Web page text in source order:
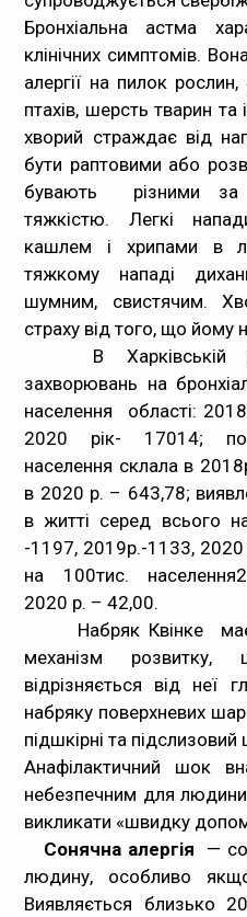
Бронхіальна астма
клінічних симптомів.
алергії на пилок
птахів, шерсть тварин та
хворий страждає від
бути раптовими або
бувають різними за
тяжкістю. Легкі
кашлем і хрипами в
тяжкому нападі
шумним, свистячим.
страху від того, що йому
В Харківській
захворювань на
населення області:
2020 рік- 17014;
населення склала в
в 2020 р. – 643,78;
в житті серед всього
-1197, 2019р.-1133, 2020
на 100тис.
2020 р. – 42,00.
Набряк Квінке
механізм
відрізняється від неї
набряку поверхневих
підшкірні та підслизовий
Анафілактичний шок
небезпечним для
викликати «швидку
Сонячна алергія —
людину, особливо
Виявляється близько